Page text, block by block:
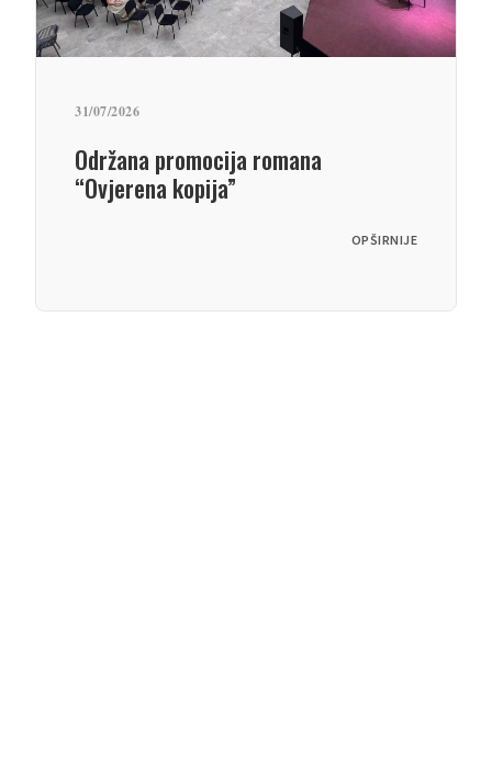
31/07/2026
Održana promocija romana
“Ovjerena kopija”
OPŠIRNIJE